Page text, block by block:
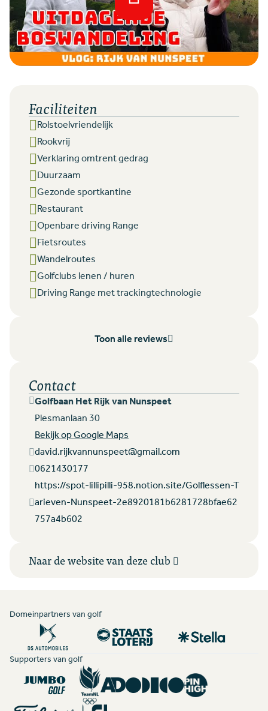
Faciliteiten
Rolstoelvriendelijk
Rookvrij
Verklaring omtrent gedrag
Duurzaam
Gezonde sportkantine
Restaurant
Openbare driving Range
Fietsroutes
Wandelroutes
Golfclubs lenen / huren
Driving Range met trackingtechnologie
Toon alle reviews
Contact
Golfbaan Het Rijk van Nunspeet
Plesmanlaan 30
Bekijk op Google Maps
david.rijkvannunspeet@gmail.com
0621430177
https://spot-lillipilli-958.notion.site/Golflessen-T
arieven-Nunspeet-2e8920181b6281728bfae62
757a4b602
Naar de website van deze club
Domeinpartners van golf
Supporters van golf